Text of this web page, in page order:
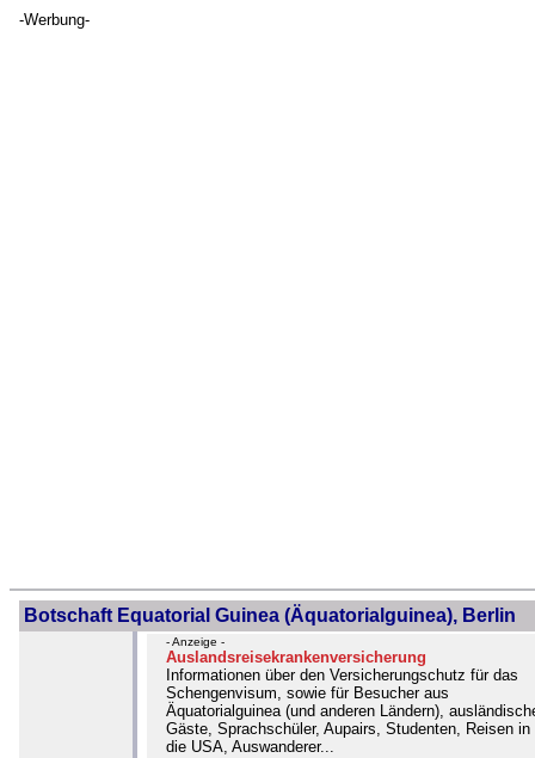
-Werbung-
Botschaft Equatorial Guinea (Äquatorialguinea), Berlin
- Anzeige -
Auslandsreisekrankenversicherung
Informationen über den Versicherungschutz für das
Schengenvisum, sowie für Besucher aus
Äquatorialguinea (und anderen Ländern),
Gäste, Sprachschüler, Aupairs, Studenten, Reisen in
die USA, Auswanderer...